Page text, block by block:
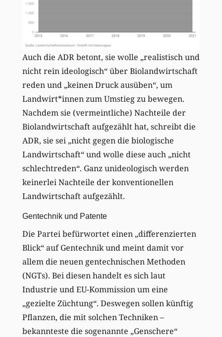
Auch die ADR betont, sie wolle „realistisch und
nicht rein ideologisch“ über Biolandwirtschaft
reden und „keinen Druck ausüben“, um
Landwirt*innen zum Umstieg zu bewegen.
Nachdem sie (vermeintliche) Nachteile der
Biolandwirtschaft aufgezählt hat, schreibt die
ADR, sie sei „nicht gegen die biologische
Landwirtschaft“ und wolle diese auch „nicht
schlechtreden“. Ganz unideologisch werden
keinerlei Nachteile der konventionellen
Landwirtschaft aufgezählt.
Gentechnik und Patente
Die Partei befürwortet einen „differenzierten
Blick“ auf Gentechnik und meint damit vor
allem die neuen gentechnischen Methoden
(NGTs). Bei diesen handelt es sich laut
Industrie und EU-Kommission um eine
„gezielte Züchtung“. Deswegen sollen künftig
Pflanzen, die mit solchen Techniken –
bekannteste die sogenannte „Genschere“